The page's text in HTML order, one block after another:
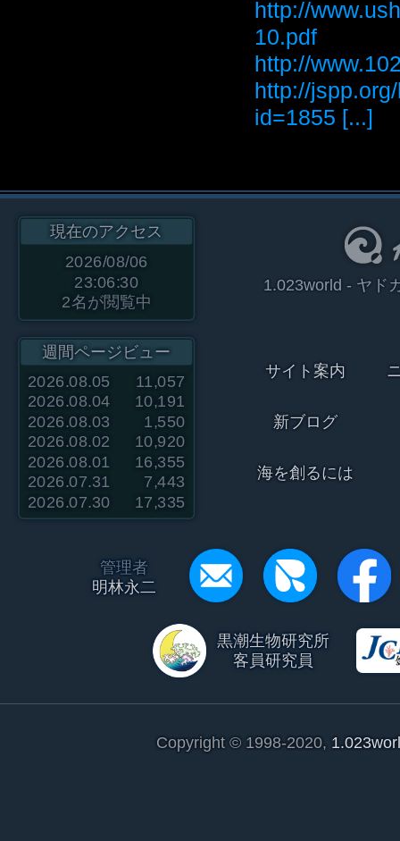
http://
10.pdf
http://
http://
id=1855 [...]
現在のアクセス
2026/08/06
23:06:30
2名が閲覧中
週間ページビュー
2026.08.05
11,057
2026.08.04
10,191
2026.08.03
1,550
2026.08.02
10,920
2026.08.01
16,355
2026.07.31
7,443
2026.07.30
17,335
1.023world - ヤド
サイト案内
新ブログ
海を創るには
管理者
明林永二
黒潮生物研究所
客員研究員
Copyright © 1998-2020,